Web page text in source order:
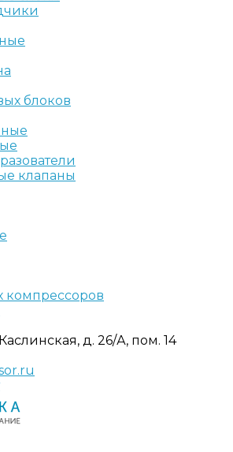
блоков
клапаны
компрессоров
д. 26/А, пом. 14